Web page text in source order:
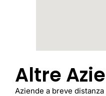
Altre
Aziende a breve distanza